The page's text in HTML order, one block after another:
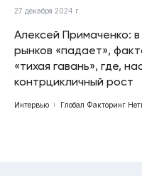
27 декабря 2024 г.
Алексей Примаченко:
рынков «падает»,
«тихая гавань», где,
контрцикличный рост
Интервью Глобал Факторинг